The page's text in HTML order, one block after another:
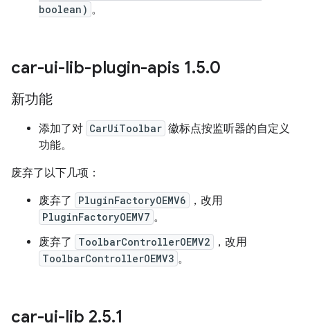
boolean) 。
car-ui-lib-plugin-apis 1.5.0
新功能
添加了对 CarUiToolbar 徽标点按监听器的自定义
功能。
废弃了以下几项：
废弃了
PluginFactoryOEMV6 ，改用
PluginFactoryOEMV7 。
废弃了
ToolbarControllerOEMV2 ，改用
ToolbarControllerOEMV3 。
car-ui-lib 2.5.1